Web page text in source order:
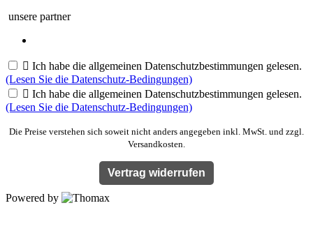
unsere partner
 Ich habe die allgemeinen Datenschutzbestimmungen gelesen.
(Lesen Sie die Datenschutz-Bedingungen)
 Ich habe die allgemeinen Datenschutzbestimmungen gelesen.
(Lesen Sie die Datenschutz-Bedingungen)
Die Preise verstehen sich soweit nicht anders angegeben inkl. MwSt. und zzgl.
Versandkosten.
Vertrag widerrufen
Powered by